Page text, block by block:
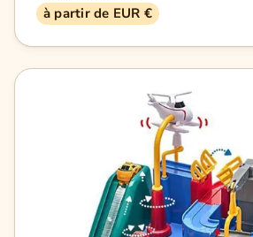
à partir de EUR €